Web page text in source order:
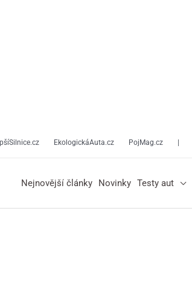
EkologickáAuta.cz PojMag.cz
Nejnovější články Novinky Testy aut